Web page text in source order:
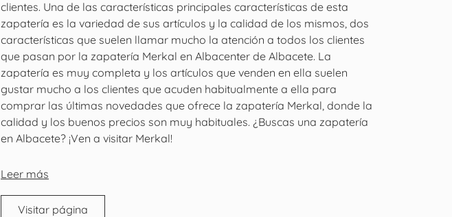
clientes. Una de las características principales características de esta
zapatería es la variedad de sus artículos y la calidad de los mismos, dos
características que suelen llamar mucho la atención a todos los clientes
que pasan por la zapatería Merkal en Albacenter de Albacete. La
zapatería es muy completa y los artículos que venden en ella suelen
gustar mucho a los clientes que acuden habitualmente a ella para
comprar las últimas novedades que ofrece la zapatería Merkal, donde la
calidad y los buenos precios son muy habituales. ¿Buscas una zapatería
en Albacete? ¡Ven a visitar Merkal!
Leer más
Visitar página